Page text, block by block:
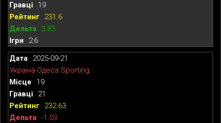
19
231.6
3.83
2:6
2025-09-21
Україна.Одеса.Sporting.
19
21
232.63
-1.03